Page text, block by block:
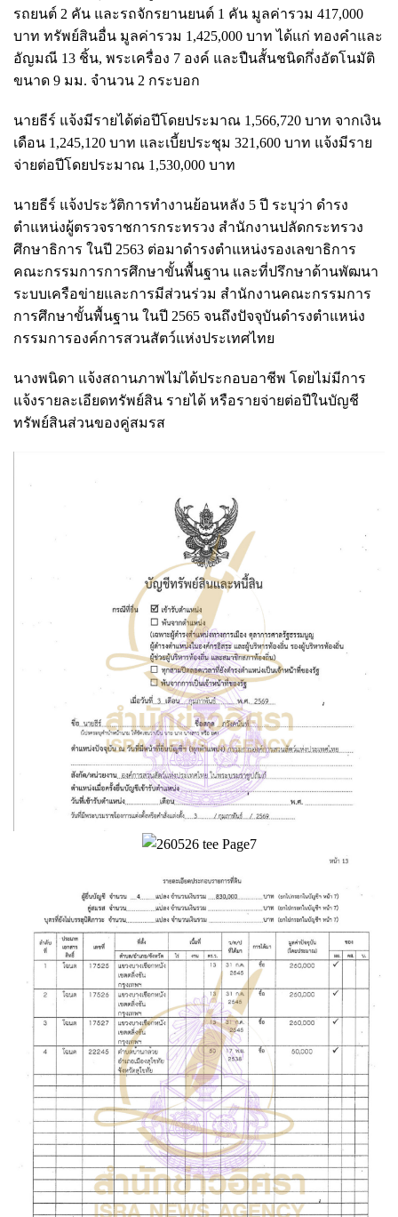
รถยนต์ 2 คัน และรถจักรยานยนต์ 1 คัน มูลค่ารวม 417,000
บาท ทรัพย์สินอื่น มูลค่ารวม 1,425,000 บาท ได้แก่ ทองคำและ
อัญมณี 13 ชิ้น, พระเครื่อง 7 องค์ และปืนสั้นชนิดกึ่งอัตโนมัติ
ขนาด 9 มม. จำนวน 2 กระบอก
นายธีร์ แจ้งมีรายได้ต่อปีโดยประมาณ 1,566,720 บาท จากเงิน
เดือน 1,245,120 บาท และเบี้ยประชุม 321,600 บาท แจ้งมีราย
จ่ายต่อปีโดยประมาณ 1,530,000 บาท
นายธีร์ แจ้งประวัติการทำงานย้อนหลัง 5 ปี ระบุว่า ดำรง
ตำแหน่งผู้ตรวจราชการกระทรวง สำนักงานปลัดกระทรวง
ศึกษาธิการ ในปี 2563 ต่อมาดำรงตำแหน่งรองเลขาธิการ
คณะกรรมการการศึกษาขั้นพื้นฐาน และที่ปรึกษาด้านพัฒนา
ระบบเครือข่ายและการมีส่วนร่วม สำนักงานคณะกรรมการ
การศึกษาขั้นพื้นฐาน ในปี 2565 จนถึงปัจจุบันดำรงตำแหน่ง
กรรมการองค์การสวนสัตว์แห่งประเทศไทย
นางพนิดา แจ้งสถานภาพไม่ได้ประกอบอาชีพ โดยไม่มีการ
แจ้งรายละเอียดทรัพย์สิน รายได้ หรือรายจ่ายต่อปีในบัญชี
ทรัพย์สินส่วนของคู่สมรส